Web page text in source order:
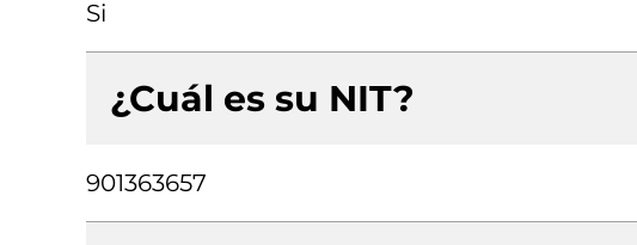
Si
¿Cuál es su NIT?
901363657